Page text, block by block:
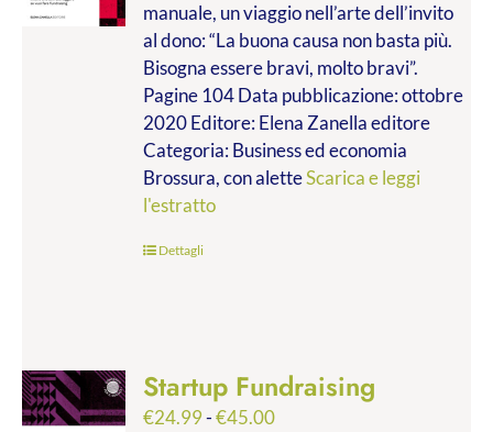
€9.99
a
€14.00
manuale, un viaggio nell’arte dell’invito
al dono: “La buona causa non basta più.
Bisogna essere bravi, molto bravi”.
Pagine 104 Data pubblicazione: ottobre
2020 Editore: Elena Zanella editore
Categoria: Business ed economia
Brossura, con aletteScarica e leggi
l'estratto
Dettagli
Startup Fundraising
€24.99-€45.00Fascia